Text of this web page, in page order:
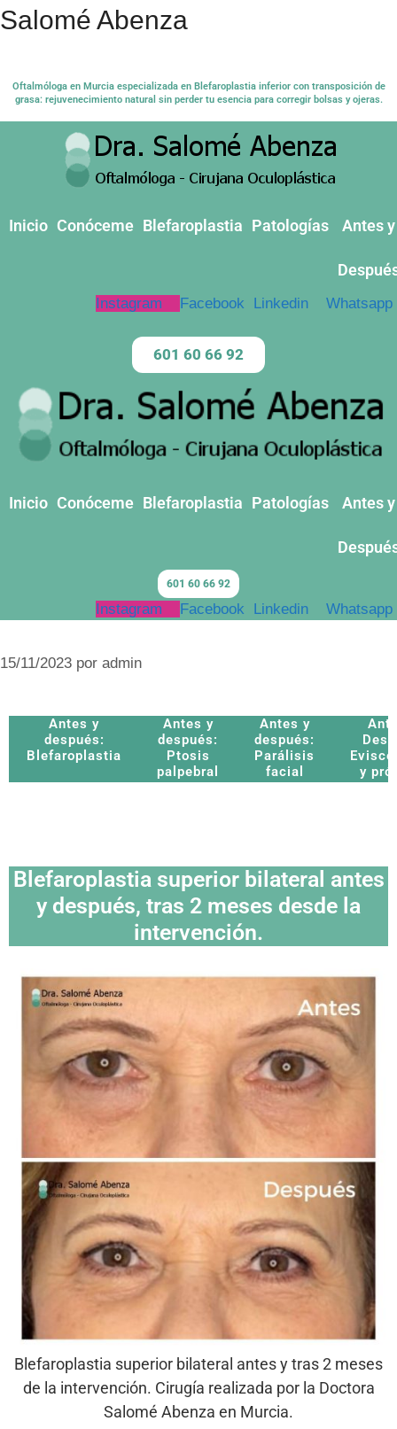
Salomé Abenza
Oftalmóloga en Murcia especializada en Blefaroplastia inferior con transposición de
grasa: rejuvenecimiento natural sin perder tu esencia para corregir bolsas y ojeras.
Inicio Conóceme Blefaroplastia Patologías Antes y
Instagram Facebook Linkedin Whatsapp
601 60 66 92
Inicio Conóceme Blefaroplastia Patologías Antes y
601 60 66 92
Instagram Facebook Linkedin Whatsapp
15/11/2023 por admin
Antes y
después:
Blefaroplastia
Antes y
después:
Ptosis
palpebral
Antes y
después:
Parálisis
facial
y
Blefaroplastia superior bilateral antes
y después, tras 2 meses desde la
intervención.
Blefaroplastia superior bilateral antes y tras 2 meses
de la intervención. Cirugía realizada por la Doctora
Salomé Abenza en Murcia.